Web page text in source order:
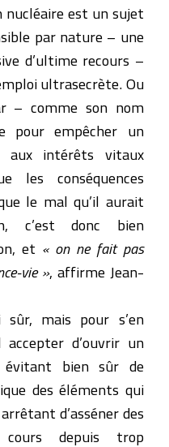
nucléaire est un sujet
par nature – une
d’ultime recours –
ultrasecrète. Ou
– comme son nom
pour empêcher un
aux intérêts vitaux
les conséquences
le mal qu’il aurait
c’est donc bien
et « on ne fait pas
vie », affirme Jean-
sûr, mais pour s’en
d’ouvrir un
évitant bien sûr de
des éléments qui
d’asséner des
depuis trop